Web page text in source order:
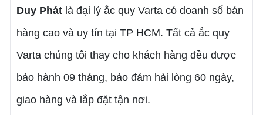
Duy Phátlà đại lý ắc quy Varta có doanh số bán
hàng cao và uy tín tại TP HCM. Tất cả ắc quy
Varta chúng tôi thay cho khách hàng đều được
bảo hành 09 tháng, bảo đảm hài lòng 60 ngày,
giao hàng và lắp đặt tận nơi.